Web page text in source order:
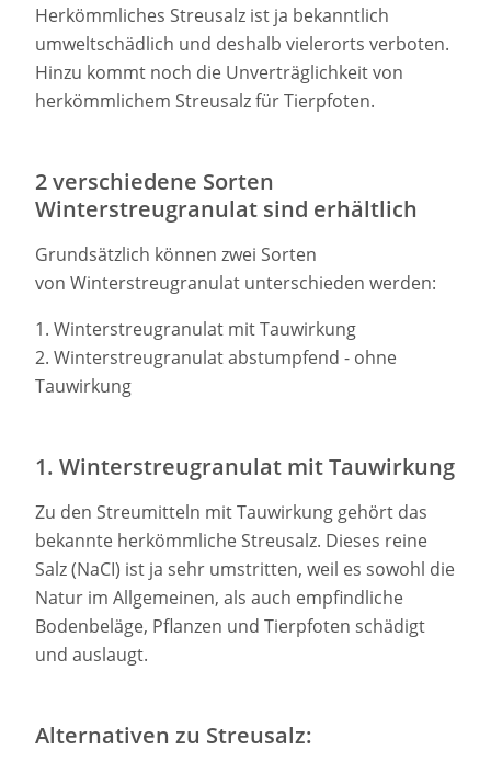
Herkömmliches Streusalz ist ja bekanntlich
umweltschädlich und deshalb vielerorts verboten.
Hinzu kommt noch die Unverträglichkeit von
herkömmlichem Streusalz für Tierpfoten.
2 verschiedene Sorten
Winterstreugranulat sind erhältlich
Grundsätzlich können zwei Sorten
von Winterstreugranulat unterschieden werden:
1. Winterstreugranulat mit Tauwirkung
2. Winterstreugranulat abstumpfend - ohne
Tauwirkung
1. Winterstreugranulat mit Tauwirkung
Zu den Streumitteln mit Tauwirkung gehört das
bekannte herkömmliche Streusalz. Dieses reine
Salz (NaCI) ist ja sehr umstritten, weil es sowohl die
Natur im Allgemeinen, als auch empfindliche
Bodenbeläge, Pflanzen und Tierpfoten schädigt
und auslaugt.
Alternativen zu Streusalz: